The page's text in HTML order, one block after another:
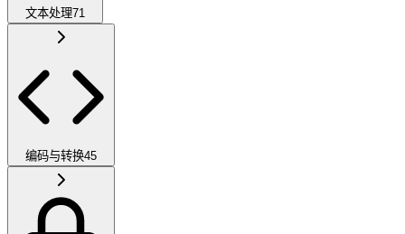
文本处理71
编码与转换45